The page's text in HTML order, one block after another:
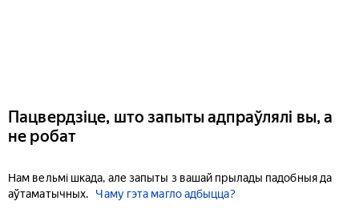
Пацвердзіце, што запыты адпраўлялі вы, а
не робат
Нам вельмі шкада, але запыты з вашай прылады падобныя да
аўтаматычных.
Чаму гэта магло адбыцца?